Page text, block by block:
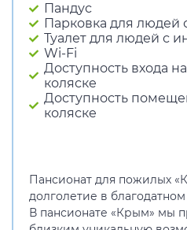
Пандус
Парковка для людей
Туалет для людей с
Wi-Fi
Доступность входа
коляске
Доступность
коляске
Пансионат для пожилых
долголетие в
В пансионате «Крым» мы